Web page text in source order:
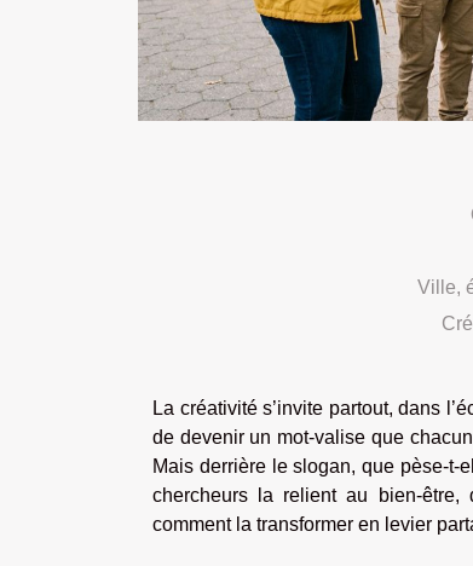
Ville,
La créativité s’invite partout, dans
de devenir un mot-valise que
Mais derrière le slogan, que pèse-t-
chercheurs la relient au bien-être,
comment la transformer en levier